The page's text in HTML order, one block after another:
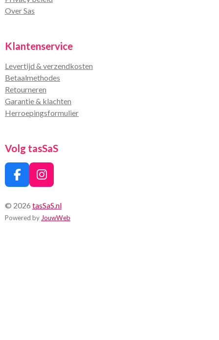
Over Sas
Klantenservice
Levertijd & verzendkosten
Betaalmethodes
Retourneren
Garantie & klachten
Herroepingsformulier
Volg tasSaS
F
c
e
I
s
t
© 2026 tasSaS.nl
Powered by JouwWeb